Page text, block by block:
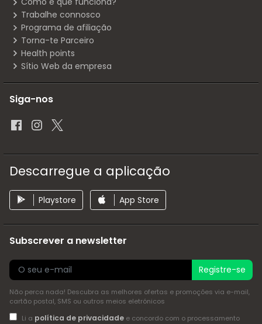
Trabalhe connosco
Programa de afiliação
Torna-te Parceiro
Health points
Sítio Web da empresa
Siga-nos
Descarregue a aplicação
Playstore App Store
Subscrever a newsletter
Registre-se
Não perca nada! Descubra as melhores ofertas e promoções via e-mail,
cartão postal, SMS ou outros meios eletrónicos
Li a política de privacidadee concordo com o processamento